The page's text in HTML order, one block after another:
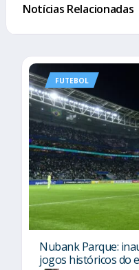
Notícias Relacionadas
FUTEBOL
Nubank Parque:
jogos históricos do